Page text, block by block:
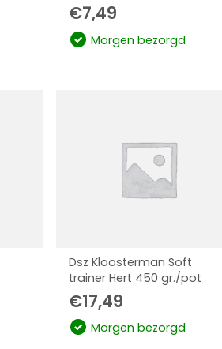
€7,49
Morgen bezorgd
Dsz Kloosterman Soft
trainer Hert 450 gr./pot
€17,49
Morgen bezorgd